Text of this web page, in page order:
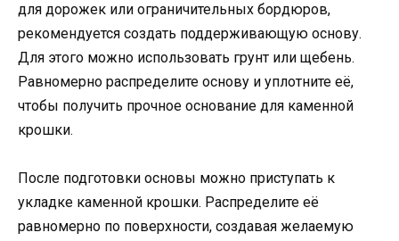
для дорожек или ограничительных бордюров,
рекомендуется создать поддерживающую основу.
Для этого можно использовать грунт или щебень.
Равномерно распределите основу и уплотните её,
чтобы получить прочное основание для каменной
крошки.
После подготовки основы можно приступать к
укладке каменной крошки. Распределите её
равномерно по поверхности, создавая желаемую